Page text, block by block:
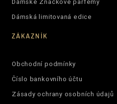
Dámská limitovaná edice
ZÁKAZNÍK
Obchodní podmínky
Číslo bankovního účtu
Zásady ochrany osobních údajů